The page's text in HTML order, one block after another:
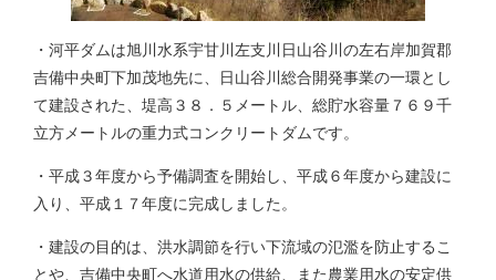
・河平ダムは旭川水系宇甘川左支川日山谷川の左右岸加賀郡
吉備中央町下加茂地先に、日山谷川総合開発事業の一環とし
て建設された、堤高３８．５メートル、総貯水容量７６９千
立方メートルの重力式コンクリートダムです。
・平成３年度から予備調査を開始し、平成６年度から建設に
入り、平成１７年度に完成しました。
・建設の目的は、洪水調節を行い下流域の氾濫を防止するこ
とや、吉備中央町へ水道用水の供給、また農業用水の安定供